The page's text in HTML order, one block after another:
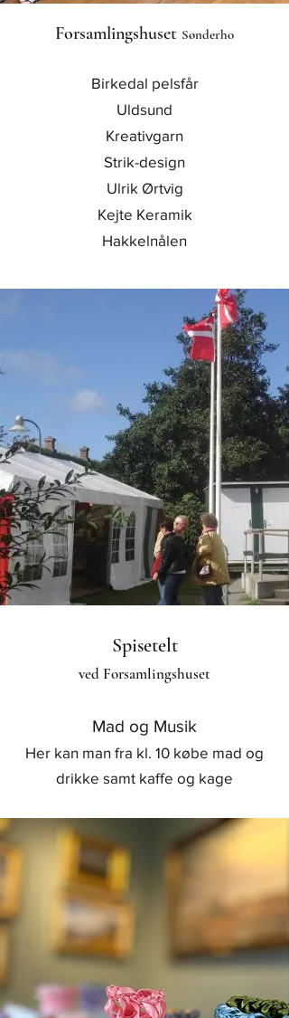
Forsamlingshuset Sønderho
Birkedal pelsfår
Uldsund
Kreativgarn
Strik-design
Ulrik Ørtvig
Kejte Keramik
Hakkelnålen
Spisetelt
ved Forsamlingshuset
Mad og Musik
Her kan man fra kl. 10 købe mad og
drikke samt kaffe og kage